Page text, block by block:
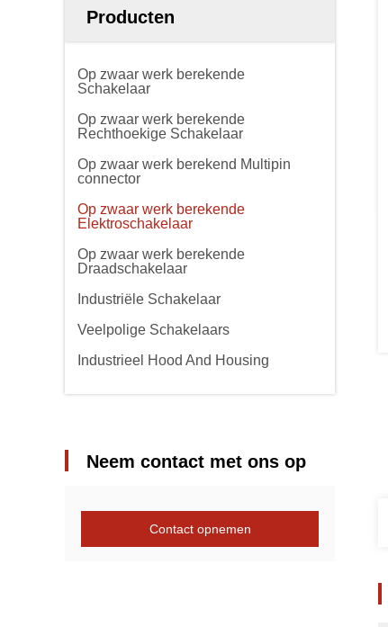
Producten
Op zwaar werk berekende
Schakelaar
Op zwaar werk berekende
Rechthoekige Schakelaar
Op zwaar werk berekend Multipin
connector
Op zwaar werk berekende
Elektroschakelaar
Op zwaar werk berekende
Draadschakelaar
Industriële Schakelaar
Veelpolige Schakelaars
Industrieel Hood And Housing
Neem contact met ons op
Contact opnemen